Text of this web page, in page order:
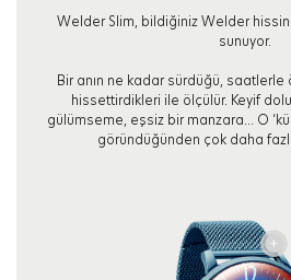
Welder Slim, bildiğiniz Welder
sunuyor.
Bir anın ne kadar sürdüğü, saatlerle
hissettirdikleri ile ölçülür. Keyif
gülümseme, eşsiz bir manzara… O
göründüğünden çok daha